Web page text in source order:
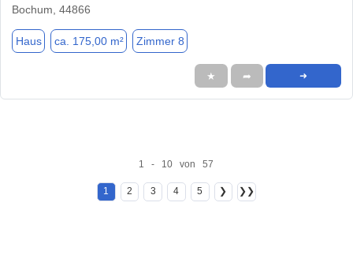
Bochum, 44866
Haus ca. 175,00 m² Zimmer 8
★ ➦ ➜
1 - 10 von 57
1 2 3 4 5 ❯ ❯❯